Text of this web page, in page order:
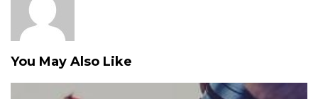
You May Also Like